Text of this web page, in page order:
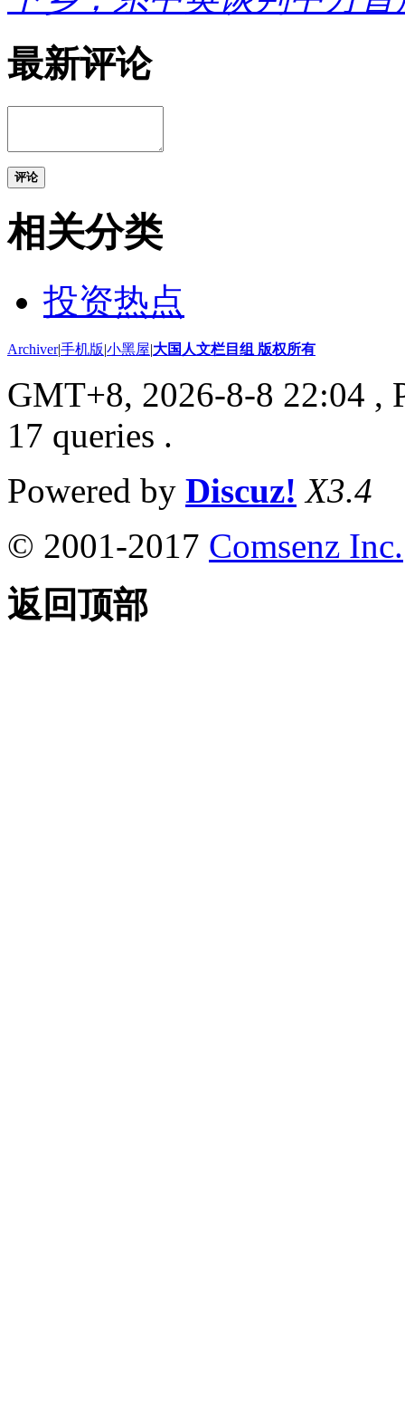
最新评论
评论
相关分类
投资热点
Archiver|手机版|小黑屋|大国人文栏目组 版权所有
GMT+8, 2026-8-8 22:04 ,
17 queries .
Powered by Discuz! X3.4
© 2001-2017 Comsenz Inc.
返回顶部